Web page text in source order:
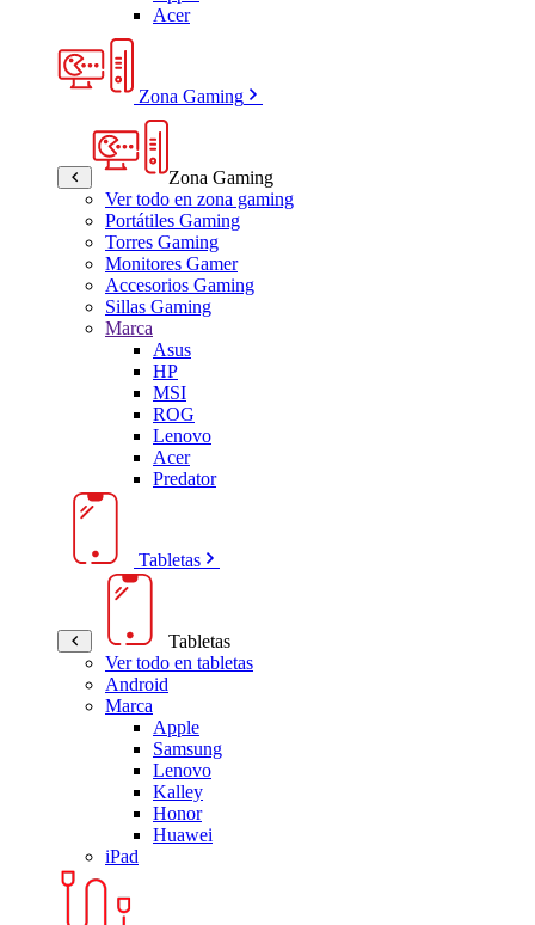
Acer
Zona Gaming
Zona Gaming
Ver todo en zona gaming
Portátiles Gaming
Torres Gaming
Monitores Gamer
Accesorios Gaming
Sillas Gaming
Marca
Asus
HP
MSI
ROG
Lenovo
Acer
Predator
Tabletas
Tabletas
Ver todo en tabletas
Android
Marca
Apple
Samsung
Lenovo
Kalley
Honor
Huawei
iPad